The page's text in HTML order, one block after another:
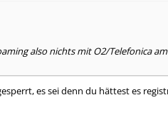
also nichts mit O2/Telefonica
es sei denn du hättest es